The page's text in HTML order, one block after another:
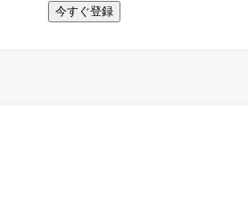
今すぐ登録